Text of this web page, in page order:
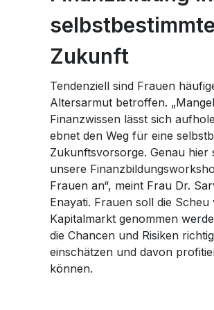
selbstbestimmte
Zukunft
Tendenziell sind Frauen
Altersarmut betroffen.
Finanzwissen lässt sich
ebnet den Weg für eine
Zukunftsvorsorge. Genau hier
unsere
Frauen an“, meint Frau Dr.
Enayati. Frauen soll die Scheu
Kapitalmarkt genommen
die Chancen und Risiken richtig
einschätzen und davon
können.